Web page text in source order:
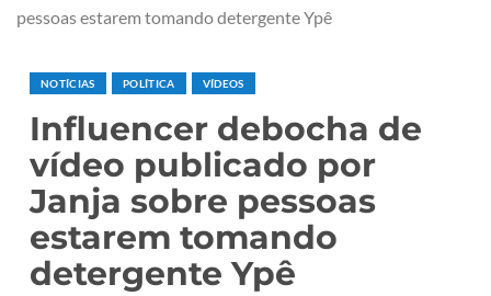
pessoas estarem tomando detergente Ypê
NOTÍCIAS POLÍTICA VÍDEOS
Influencer debocha de
vídeo publicado por
Janja sobre pessoas
estarem tomando
detergente Ypê